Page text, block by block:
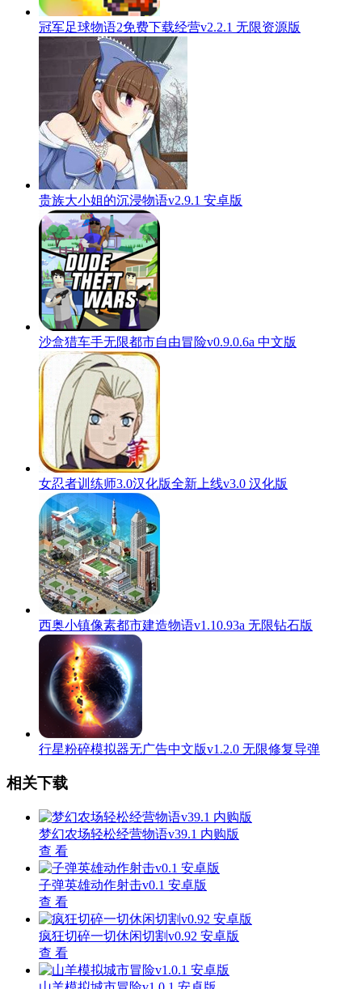
冠军足球物语2免费下载经营v2.2.1 无限资源版
贵族大小姐的沉浸物语v2.9.1 安卓版
沙盒猎车手无限都市自由冒险v0.9.0.6a 中文版
女忍者训练师3.0汉化版全新上线v3.0 汉化版
西奥小镇像素都市建造物语v1.10.93a 无限钻石版
行星粉碎模拟器无广告中文版v1.2.0 无限修复导弹
相关下载
梦幻农场轻松经营物语v39.1 内购版
查 看
子弹英雄动作射击v0.1 安卓版
查 看
疯狂切碎一切休闲切割v0.92 安卓版
查 看